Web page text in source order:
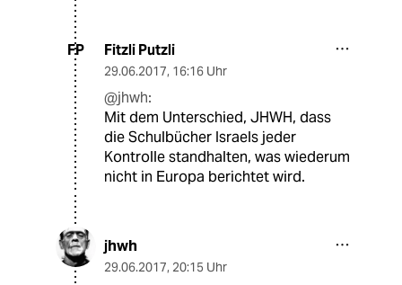
FP Fitzli Putzli
29.06.2017, 16:16 Uhr
@jhwh:
Mit dem Unterschied, JHWH, dass
die Schulbücher Israels jeder
Kontrolle standhalten, was wiederum
nicht in Europa berichtet wird.
jhwh
29.06.2017, 20:15 Uhr